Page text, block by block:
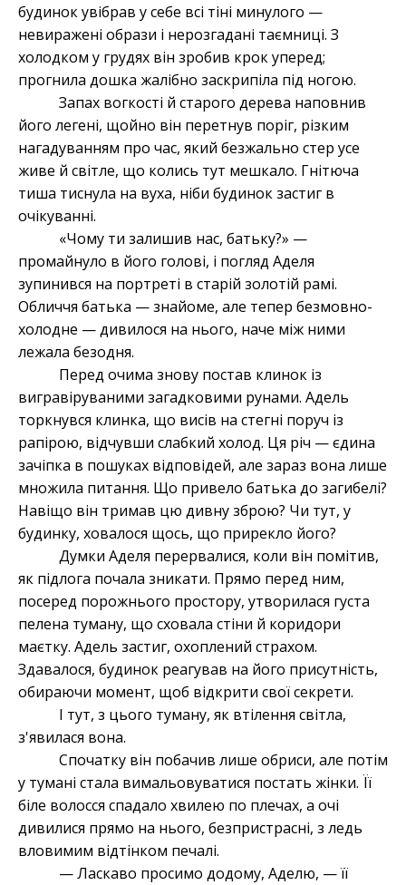
будинок увібрав у себе всі тіні минулого —
невиражені образи і нерозгадані таємниці. З
холодком у грудях він зробив крок уперед;
прогнила дошка жалібно заскрипіла під ногою.
Запах вогкості й старого дерева наповнив
його легені, щойно він перетнув поріг, різким
нагадуванням про час, який безжально стер усе
живе й світле, що колись тут мешкало. Гнітюча
тиша тиснула на вуха, ніби будинок застиг в
очікуванні.
«Чому ти залишив нас, батьку?» —
промайнуло в його голові, і погляд Аделя
зупинився на портреті в старій золотій рамі.
Обличчя батька — знайоме, але тепер безмовно-
холодне — дивилося на нього, наче між ними
лежала безодня.
Перед очима знову постав клинок із
вигравіруваними загадковими рунами. Адель
торкнувся клинка, що висів на стегні поруч із
рапірою, відчувши слабкий холод. Ця річ — єдина
зачіпка в пошуках відповідей, але зараз вона лише
множила питання. Що привело батька до загибелі?
Навіщо він тримав цю дивну зброю? Чи тут, у
будинку, ховалося щось, що прирекло його?
Думки Аделя перервалися, коли він помітив,
як підлога почала зникати. Прямо перед ним,
посеред порожнього простору, утворилася густа
пелена туману, що сховала стіни й коридори
маєтку. Адель застиг, охоплений страхом.
Здавалося, будинок реагував на його присутність,
обираючи момент, щоб відкрити свої секрети.
І тут, з цього туману, як втілення світла,
з'явилася вона.
Спочатку він побачив лише обриси, але потім
у тумані стала вимальовуватися постать жінки. Її
біле волосся спадало хвилею по плечах, а очі
дивилися прямо на нього, безпристрасні, з ледь
вловимим відтінком печалі.
— Ласкаво просимо додому, Аделю, — її